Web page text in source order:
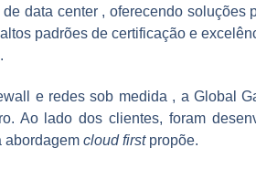
de data center , oferecendo soluções
padrões de certificação e
e redes sob medida , a Global
Ao lado dos clientes, foram
abordagem cloud firstpropõe.